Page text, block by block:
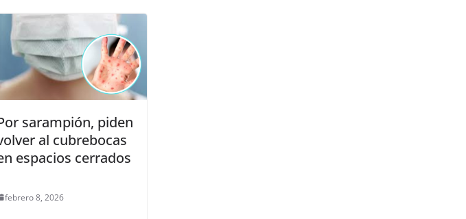
sarampión, piden
al cubrebocas
espacios cerrados
febrero 8, 2026